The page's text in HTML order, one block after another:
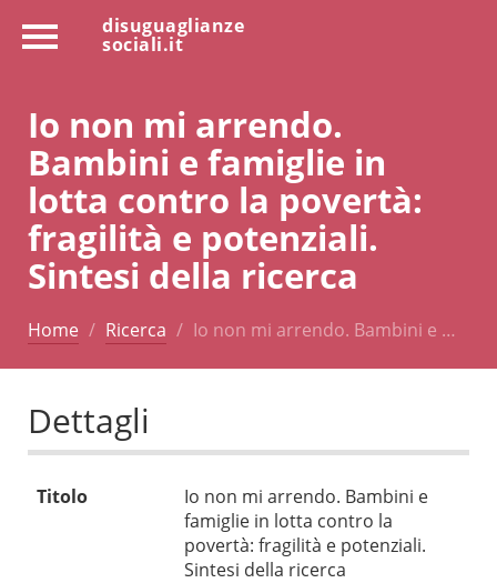
disuguaglianze
sociali.it
Io non mi arrendo.
Bambini e famiglie in
lotta contro la povertà:
fragilità e potenziali.
Sintesi della ricerca
Home Ricerca Io non mi arrendo. Bambini e …
Dettagli
Titolo
Io non mi arrendo. Bambini e
famiglie in lotta contro la
povertà: fragilità e potenziali.
Sintesi della ricerca